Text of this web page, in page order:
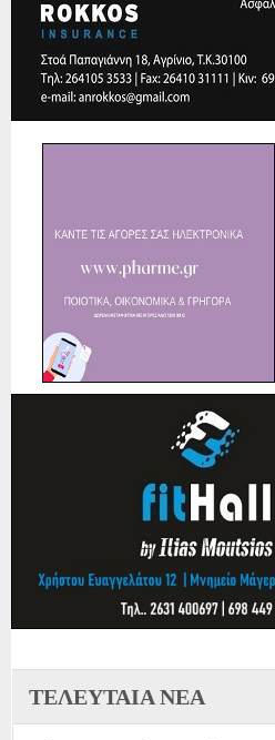
ΤΕΛΕΥΤΑΙΑ ΝΕΑ